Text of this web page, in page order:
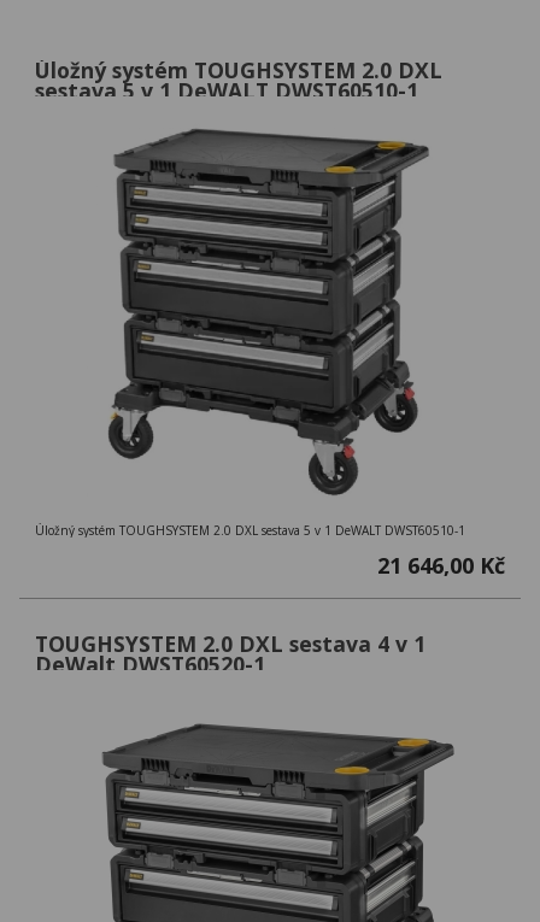
Úložný systém TOUGHSYSTEM 2.0 DXL
sestava 5 v 1 DeWALT DWST60510-1
Úložný systém TOUGHSYSTEM 2.0 DXL sestava 5 v 1 DeWALT DWST60510-1
21 646,00 Kč
TOUGHSYSTEM 2.0 DXL sestava 4 v 1
DeWalt DWST60520-1